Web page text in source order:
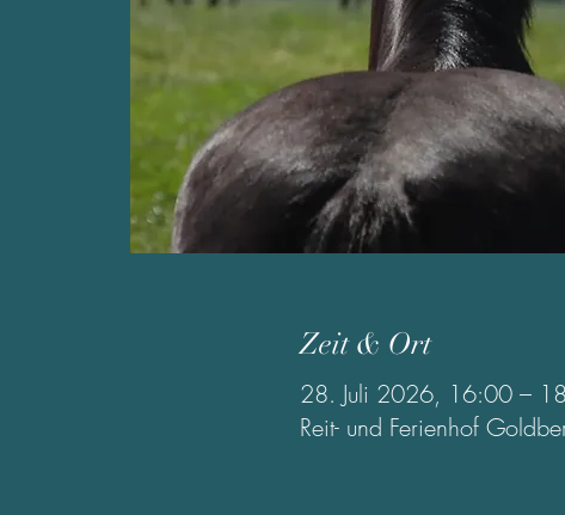
Zeit & Ort
28. Juli 2026, 16:00 –
Reit- und Ferienhof